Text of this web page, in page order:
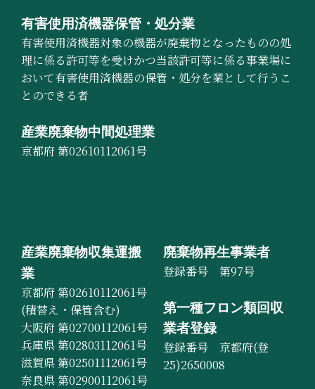
有害使用済機器保管・処分業
有害使用済機器対象の機器が廃棄物となったものの処
理に係る許可等を受けかつ当該許可等に係る事業場に
おいて有害使用済機器の保管・処分を業として行うこ
とのできる者
産業廃棄物中間処理業
京都府 第02610112061号
産業廃棄物収集運搬
業
京都府 第02610112061号
(積替え・保管含む)
大阪府 第02700112061号
兵庫県 第02803112061号
滋賀県 第02501112061号
奈良県 第02900112061号
廃棄物再生事業者
登録番号 第97号
第一種フロン類回収
業者登録
登録番号 京都府(登
25)2650008